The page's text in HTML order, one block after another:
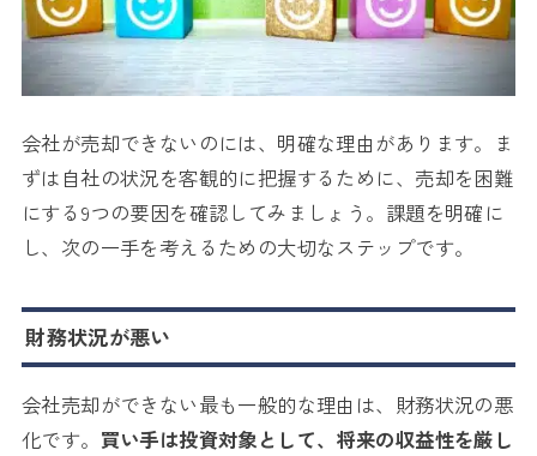
会社が売却できないのには、明確な理由があります。ま
ずは自社の状況を客観的に把握するために、売却を困難
にする9つの要因を確認してみましょう。課題を明確に
し、次の一手を考えるための大切なステップです。
財務状況が悪い
会社売却ができない最も一般的な理由は、財務状況の悪
化です。 買い手は投資対象として、将来の収益性を厳し